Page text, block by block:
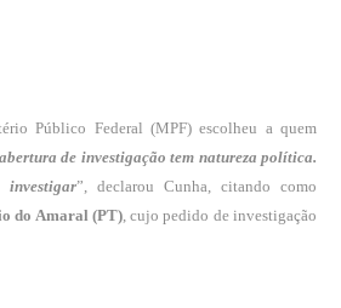
Público Federal (MPF) escolheu a quem
de investigação tem natureza política.
”, declarou Cunha, citando como
do Amaral (PT), cujo pedido de investigação